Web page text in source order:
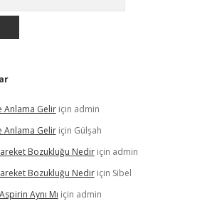
Anlama Geliriçin admin
Anlama Geliriçin Gülşah
Bozukluğu Nediriçin admin
Bozukluğu Nediriçin Sibel
Aynı Mı için admin